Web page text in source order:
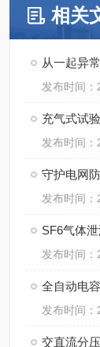
相关
从一起异
发布时间
发布时间
守护电网
发布时间
SF6气体
发布时间
发布时间